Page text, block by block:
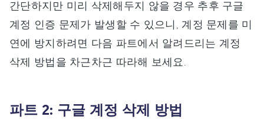
간단하지만 미리 삭제해두지 않을 경우 추후 구글
계정 인증 문제가 발생할 수 있으니, 계정 문제를 미
연에 방지하려면 다음 파트에서 알려드리는 계정
삭제 방법을 차근차근 따라해 보세요.
파트 2: 구글 계정 삭제 방법